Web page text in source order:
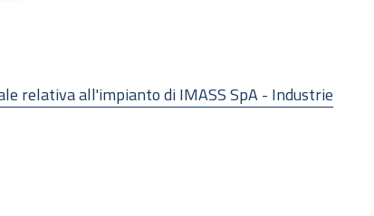
relativa all'impianto di IMASS SpA - Industrie